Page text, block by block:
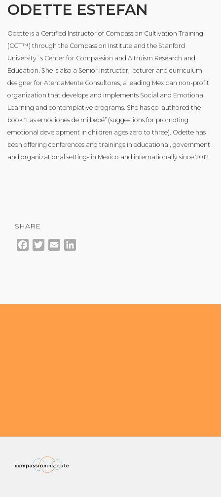
ODETTE ESTEFAN
Odette is a Certified Instructor of Compassion Cultivation Training
(CCT™) through the Compassion Institute and the Stanford
University´s Center for Compassion and Altruism Research and
Education. She is also a Senior Instructor, lecturer and curriculum
designer for AtentaMente Consultores, a leading Mexican non-profit
organization that develops and implements Social and Emotional
Learning and contemplative programs. She has co-authored the
book “Las emociones de mi bebé” (suggestions for promoting
emotional development in children ages zero to three). Odette has
been offering conferences and trainings in educational, government
and organizational settings in Mexico and internationally since 2012.
SHARE
Facebook
TwitterEmail